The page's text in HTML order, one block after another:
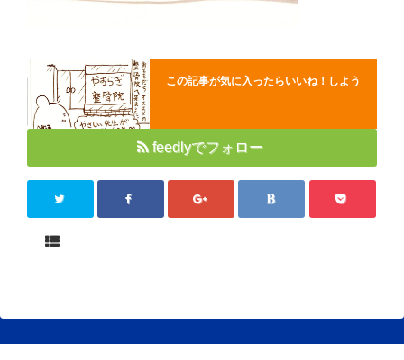
この記事が気に入ったらいいね！しよう
feedlyでフォロー